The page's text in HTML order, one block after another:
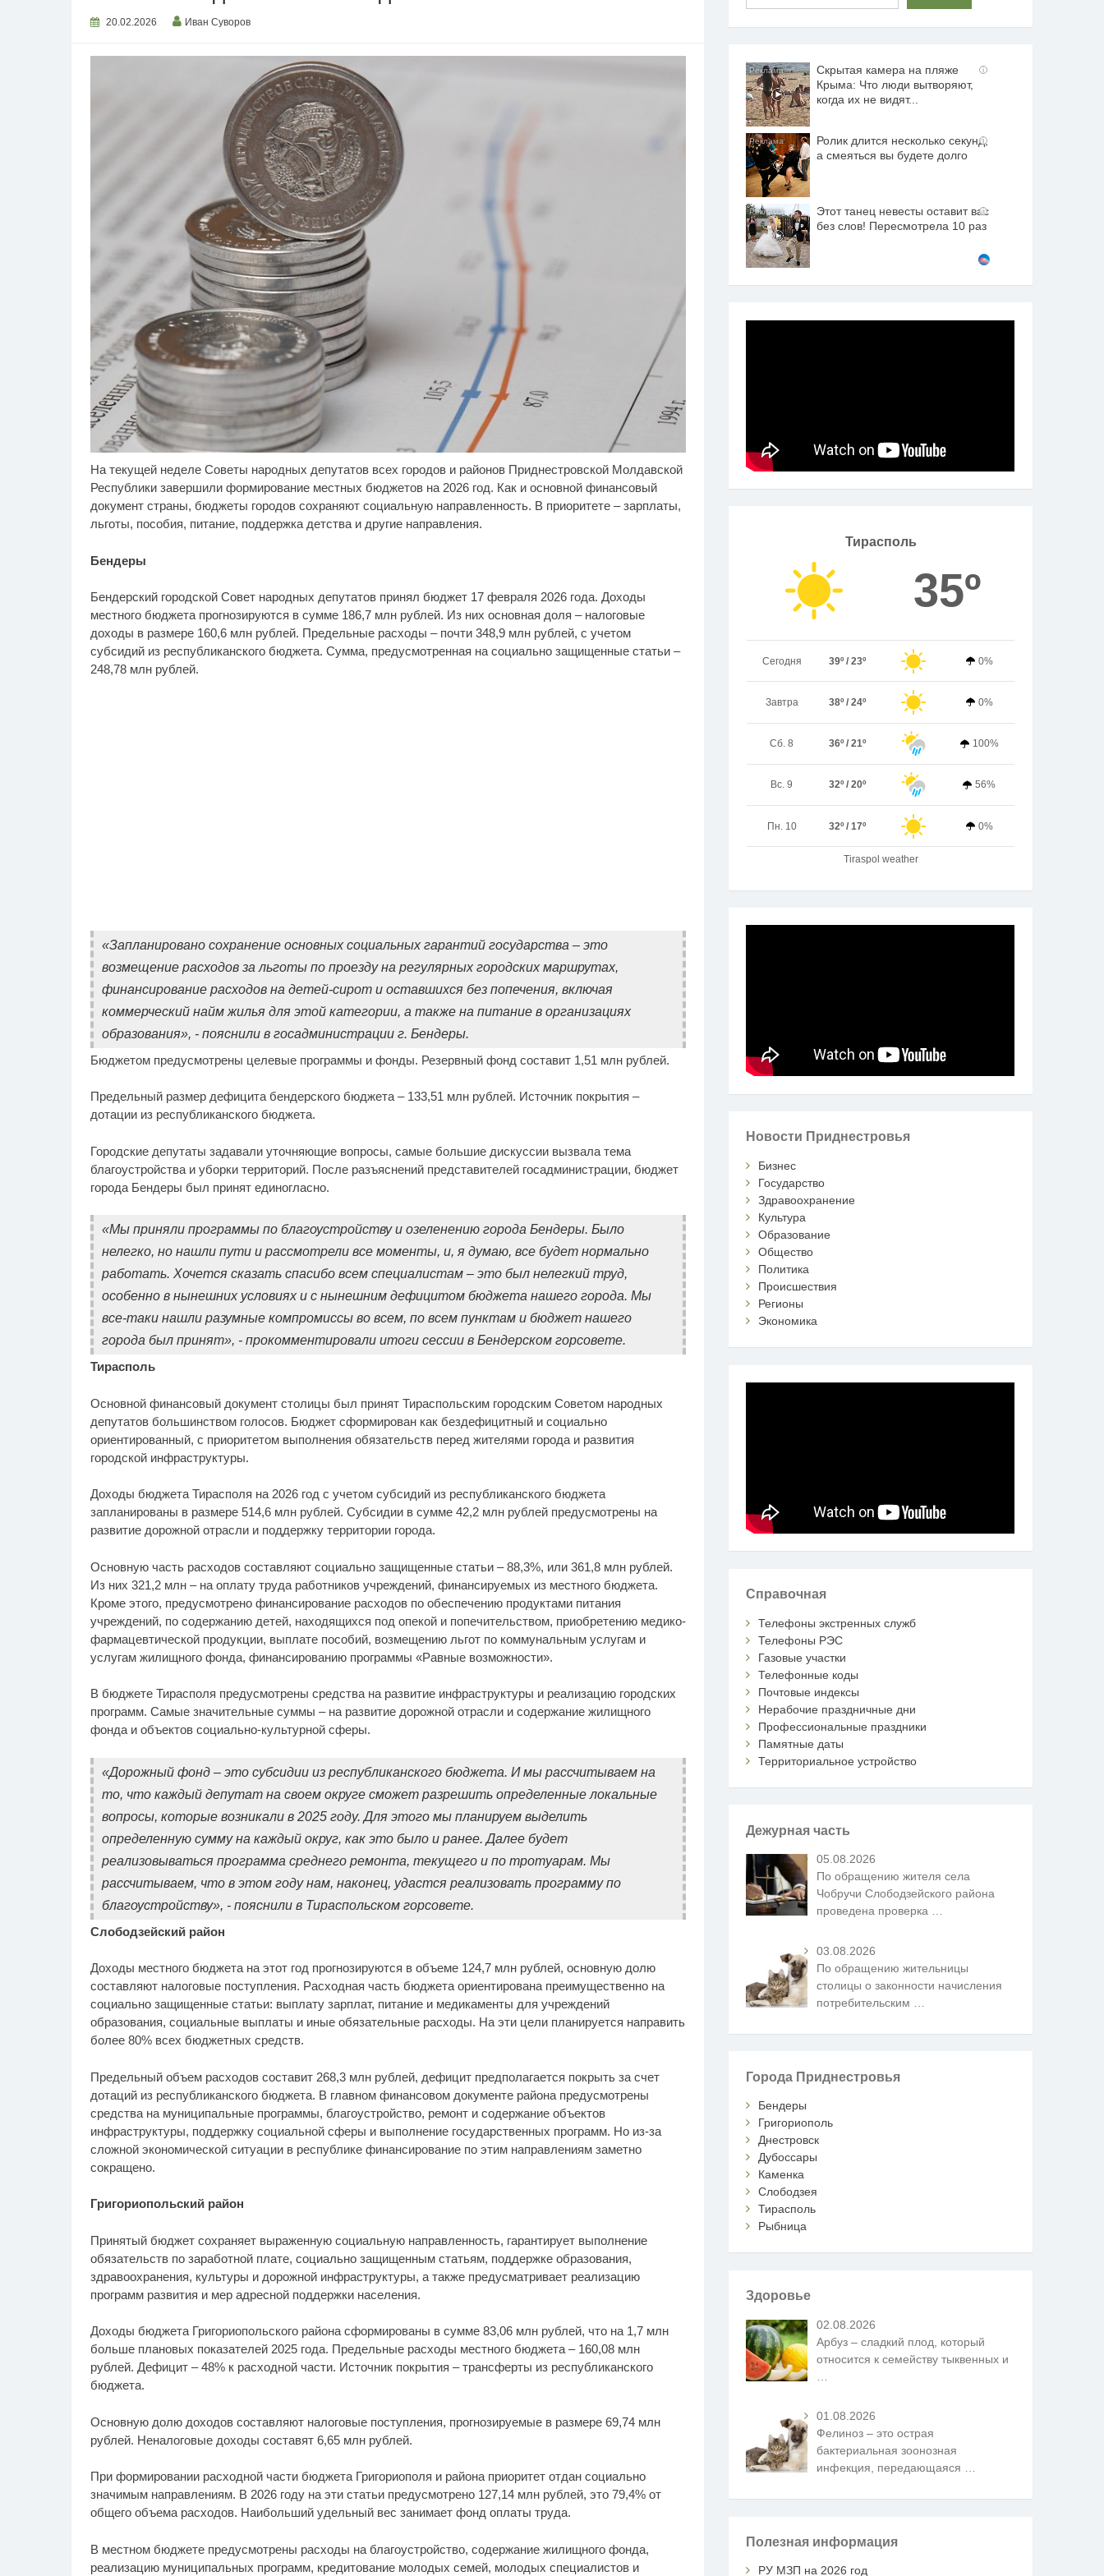
20.02.2026 Иван Суворов
На текущей неделе Советы народных депутатов всех городов и районов Приднестровской Молдавской
Республики завершили формирование местных бюджетов на 2026 год. Как и основной финансовый
документ страны, бюджеты городов сохраняют социальную направленность. В приоритете – зарплаты,
льготы, пособия, питание, поддержка детства и другие направления.
Бендеры
Бендерский городской Совет народных депутатов принял бюджет 17 февраля 2026 года. Доходы
местного бюджета прогнозируются в сумме 186,7 млн рублей. Из них основная доля – налоговые
доходы в размере 160,6 млн рублей. Предельные расходы – почти 348,9 млн рублей, с учетом
субсидий из республиканского бюджета. Сумма, предусмотренная на социально защищенные статьи –
248,78 млн рублей.
«Запланировано сохранение основных социальных гарантий государства – это
возмещение расходов за льготы по проезду на регулярных городских маршрутах,
финансирование расходов на детей-сирот и оставшихся без попечения, включая
коммерческий найм жилья для этой категории, а также на питание в организациях
образования», - пояснили в госадминистрации г. Бендеры.
Бюджетом предусмотрены целевые программы и фонды. Резервный фонд составит 1,51 млн рублей.
Предельный размер дефицита бендерского бюджета – 133,51 млн рублей. Источник покрытия –
дотации из республиканского бюджета.
Городские депутаты задавали уточняющие вопросы, самые большие дискуссии вызвала тема
благоустройства и уборки территорий. После разъяснений представителей госадминистрации, бюджет
города Бендеры был принят единогласно.
«Мы приняли программы по благоустройству и озеленению города Бендеры. Было
нелегко, но нашли пути и рассмотрели все моменты, и, я думаю, все будет нормально
работать. Хочется сказать спасибо всем специалистам – это был нелегкий труд,
особенно в нынешних условиях и с нынешним дефицитом бюджета нашего города. Мы
все-таки нашли разумные компромиссы во всем, по всем пунктам и бюджет нашего
города был принят», - прокомментировали итоги сессии в Бендерском горсовете.
Тирасполь
Основной финансовый документ столицы был принят Тираспольским городским Советом народных
депутатов большинством голосов. Бюджет сформирован как бездефицитный и социально
ориентированный, с приоритетом выполнения обязательств перед жителями города и развития
городской инфраструктуры.
Доходы бюджета Тирасполя на 2026 год с учетом субсидий из республиканского бюджета
запланированы в размере 514,6 млн рублей. Субсидии в сумме 42,2 млн рублей предусмотрены на
развитие дорожной отрасли и поддержку территории города.
Основную часть расходов составляют социально защищенные статьи – 88,3%, или 361,8 млн рублей.
Из них 321,2 млн – на оплату труда работников учреждений, финансируемых из местного бюджета.
Кроме этого, предусмотрено финансирование расходов по обеспечению продуктами питания
учреждений, по содержанию детей, находящихся под опекой и попечительством, приобретению медико-
фармацевтической продукции, выплате пособий, возмещению льгот по коммунальным услугам и
услугам жилищного фонда, финансированию программы «Равные возможности».
В бюджете Тирасполя предусмотрены средства на развитие инфраструктуры и реализацию городских
программ. Самые значительные суммы – на развитие дорожной отрасли и содержание жилищного
фонда и объектов социально-культурной сферы.
«Дорожный фонд – это субсидии из республиканского бюджета. И мы рассчитываем на
то, что каждый депутат на своем округе сможет разрешить определенные локальные
вопросы, которые возникали в 2025 году. Для этого мы планируем выделить
определенную сумму на каждый округ, как это было и ранее. Далее будет
реализовываться программа среднего ремонта, текущего и по тротуарам. Мы
рассчитываем, что в этом году нам, наконец, удастся реализовать программу по
благоустройству», - пояснили в Тираспольском горсовете.
Слободзейский район
Доходы местного бюджета на этот год прогнозируются в объеме 124,7 млн рублей, основную долю
составляют налоговые поступления. Расходная часть бюджета ориентирована преимущественно на
социально защищенные статьи: выплату зарплат, питание и медикаменты для учреждений
образования, социальные выплаты и иные обязательные расходы. На эти цели планируется направить
более 80% всех бюджетных средств.
Предельный объем расходов составит 268,3 млн рублей, дефицит предполагается покрыть за счет
дотаций из республиканского бюджета. В главном финансовом документе района предусмотрены
средства на муниципальные программы, благоустройство, ремонт и содержание объектов
инфраструктуры, поддержку социальной сферы и выполнение государственных программ. Но из-за
сложной экономической ситуации в республике финансирование по этим направлениям заметно
сокращено.
Григориопольский район
Принятый бюджет сохраняет выраженную социальную направленность, гарантирует выполнение
обязательств по заработной плате, социально защищенным статьям, поддержке образования,
здравоохранения, культуры и дорожной инфраструктуры, а также предусматривает реализацию
программ развития и мер адресной поддержки населения.
Доходы бюджета Григориопольского района сформированы в сумме 83,06 млн рублей, что на 1,7 млн
больше плановых показателей 2025 года. Предельные расходы местного бюджета – 160,08 млн
рублей. Дефицит – 48% к расходной части. Источник покрытия – трансферты из республиканского
бюджета.
Основную долю доходов составляют налоговые поступления, прогнозируемые в размере 69,74 млн
рублей. Неналоговые доходы составят 6,65 млн рублей.
При формировании расходной части бюджета Григориополя и района приоритет отдан социально
значимым направлениям. В 2026 году на эти статьи предусмотрено 127,14 млн рублей, это 79,4% от
общего объема расходов. Наибольший удельный вес занимает фонд оплаты труда.
В местном бюджете предусмотрены расходы на благоустройство, содержание жилищного фонда,
реализацию муниципальных программ, кредитование молодых семей, молодых специалистов и
i
Скрытая камера на пляже
Крыма: Что люди вытворяют,
когда их не видят...
i
Ролик длится несколько секунд,
а смеяться вы будете долго
i
Этот танец невесты оставит вас
без слов! Пересмотрела 10 раз
Тирасполь
35º
Сегодня 39º / 23º 0%
Завтра 38º / 24º 0%
Сб. 8 36º / 21º 100%
Вс. 9 32º / 20º 56%
Пн. 10 32º / 17º 0%
Tiraspol weather
Новости Приднестровья
Бизнес
Государство
Здравоохранение
Культура
Образование
Общество
Политика
Происшествия
Регионы
Экономика
Справочная
Телефоны экстренных служб
Телефоны РЭС
Газовые участки
Телефонные коды
Почтовые индексы
Нерабочие праздничные дни
Профессиональные праздники
Памятные даты
Территориальное устройство
Дежурная часть
05.08.2026
По обращению жителя села
Чобручи Слободзейского района
проведена проверка …
03.08.2026
По обращению жительницы
столицы о законности начисления
потребительским
Города Приднестровья
Бендеры
Григориополь
Днестровск
Дубоссары
Каменка
Слободзея
Тирасполь
Рыбница
Здоровье
02.08.2026
Арбуз – сладкий плод, который
относится к семейству тыквенных и
01.08.2026
Фелиноз – это острая
бактериальная зоонозная
инфекция, передающаяся
Полезная информация
РУ МЗП на 2026 год
i
Ролик длится пару
секунд, но вы будете в
шоке от увиденного
i
Ролик из Омска: вы
будете смеяться долго
i
Взломали Telegram
Собчак - вот что
нашлось в переписках